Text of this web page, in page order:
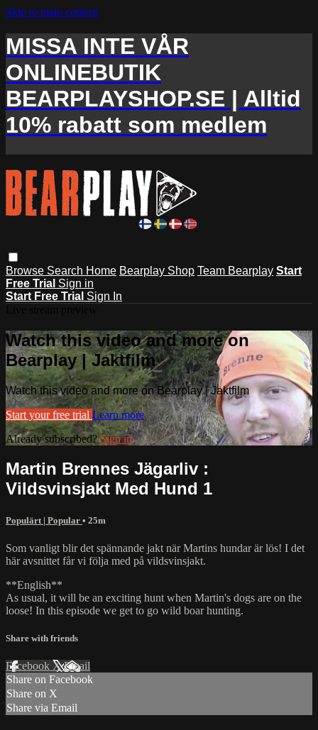
Skip to main content
MISSA INTE VÅR
ONLINEBUTIK
BEARPLAYSHOP.SE | Alltid
10% rabatt som medlem
Browse Search Home Bearplay Shop Team Bearplay Start
Free Trial Sign in
Start Free Trial Sign In
Watch this video and more on
Bearplay | Jaktfilm
Watch this video and more on Bearplay | Jaktfilm
Start your free trial Learn more
Already subscribed?Sign in
Martin Brennes Jägarliv :
Vildsvinsjakt Med Hund 1
Populärt | Popular • 25m
Som vanligt blir det spännande jakt när Martins hundar är lös! I det
här avsnittet får vi följa med på vildsvinsjakt.
**English**
As usual, it will be an exciting hunt when Martin's dogs are on the
loose! In this episode we get to go wild boar hunting.
Share with friends
Facebook XEmail
Share on Facebook
Share on X
Share via Email